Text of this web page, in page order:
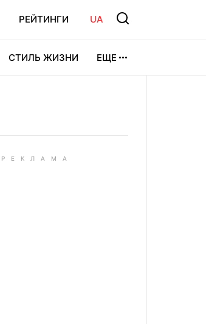
РЕЙТИНГИ UA
СТИЛЬ ЖИЗНИ ЕЩЕ